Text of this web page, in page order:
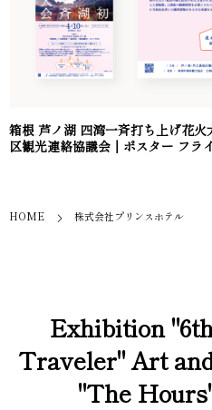
箱根 芦ノ湖 四湾一斉打ち上げ花
区観光連絡協議会｜ポスター フラ
HOME 株式会社プリンスホテル
Exhibition
Traveler" Art
"The